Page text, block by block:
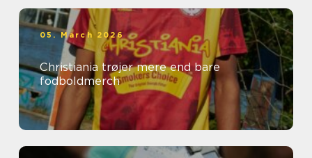
05. March 2026
Christiania trøjer mere end bare
fodboldmerch